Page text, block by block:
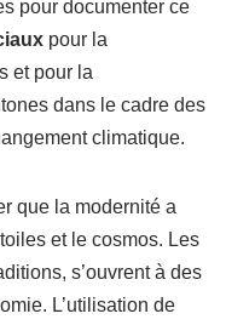
pour documenter ce
pour la
et pour la
dans le cadre des
climatique.
que la modernité a
et le cosmos. Les
s’ouvrent à des
L’utilisation de